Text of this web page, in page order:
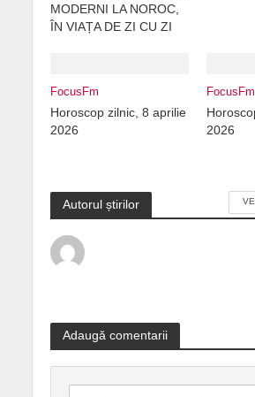
MODERNI LA NOROC,
ÎN VIAȚA DE ZI CU ZI
FocusFm
Horoscop zilnic, 8 aprilie
2026
FocusFm
2026
Autorul știrilor
Adaugă comentarii